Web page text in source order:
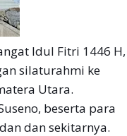
Idul Fitri 1446 H,
silaturahmi ke
Utara.
beserta para
dan sekitarnya.